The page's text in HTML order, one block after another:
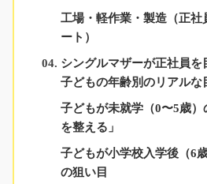
工場・軽作業・製造（正
ート）
シングルマザーが正社員を
子どもの年齢別のリアルな
子どもが未就学（0〜5歳
を整える」
子どもが小学校入学後（6
の狙い目